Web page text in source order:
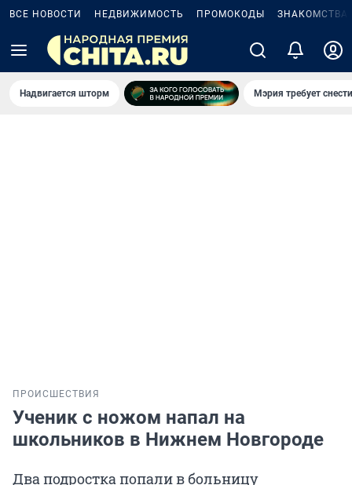
ВСЕ НОВОСТИ НЕДВИЖИМОСТЬ ПРОМОКОДЫ ЗНАКОМСТВА
Надвигается шторм Мэрия требует
ПРОИСШЕСТВИЯ
Ученик с ножом напал на
школьников в Нижнем Новгороде
Два подростка попали в больницу